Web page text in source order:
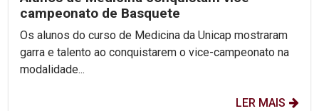
campeonato de Basquete
Os alunos do curso de Medicina da Unicap mostraram
garra e talento ao conquistarem o vice-campeonato na
modalidade...
LER MAIS